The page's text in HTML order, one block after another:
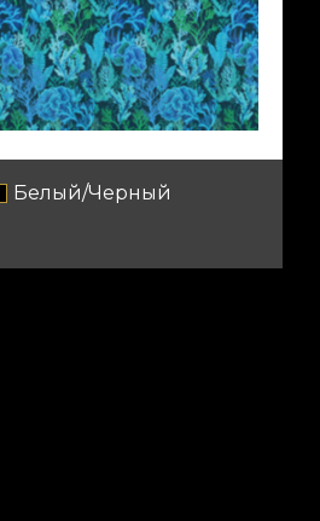
Белый/Черный